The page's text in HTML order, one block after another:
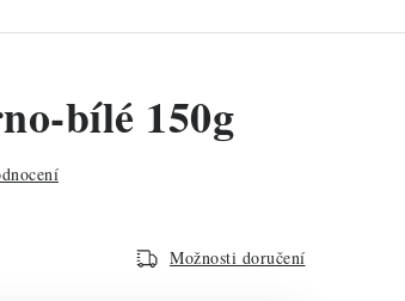
bílé 150g
Možnosti doručení